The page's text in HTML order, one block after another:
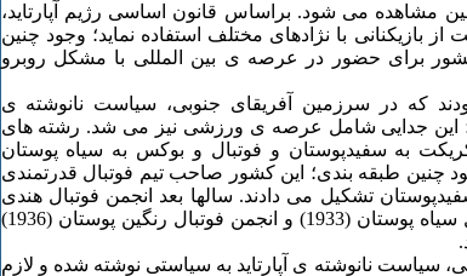
مشاهده می شود. براساس قانون اساسی رژیم آپارتاید،
بازیکنانی با نژادهای مختلف استفاده نماید؛ وجود چنین
برای حضور در عرصه ی بین المللی با مشکل روبرو
بودند که در سرزمین آفریقای جنوبی، سیاست نانوشته ی
این جدایی شامل عرصه ی ورزشی نیز می شد. رشته های
به سفیدپوستان و فوتبال و بوکس به سیاه پوستان
چنین طبقه بندی؛ این کشور صاحب تیم فوتبال قدرتمندی
تشکیل می دادند. سالها بعد انجمن فوتبال هندی
تبارها (1903)، انجمن فوتبال سیاه پوستان (1933) و انجمن فوتبال رنگین پوستان (1936)
سیاست نانوشته ی آپارتاید به سیاستی نوشته شده و لازم